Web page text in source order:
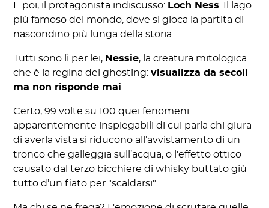
E poi, il protagonista indiscusso: Loch Ness. Il lago
più famoso del mondo, dove si gioca la partita di
nascondino più lunga della storia.
Tutti sono lì per lei, Nessie, la creatura mitologica
che è la regina del ghosting:visualizza da secoli
ma non risponde mai.
Certo, 99 volte su 100 quei fenomeni
apparentemente inspiegabili di cui parla chi giura
di averla vista si riducono all’avvistamento di un
tronco che galleggia sull’acqua, o l'effetto ottico
causato dal terzo bicchiere di whisky buttato giù
tutto d’un fiato per "scaldarsi".